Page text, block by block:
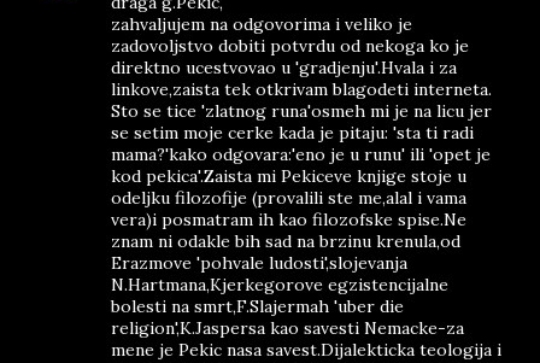
zahvaljujem na odgovorima i veliko je
zadovoljstvo dobiti potvrdu od nekoga ko je
direktno ucestvovao u 'gradjenju'.Hvala i za
linkove,zaista tek otkrivam blagodeti interneta.
Sto se tice 'zlatnog runa'osmeh mi je na licu jer
se setim moje cerke kada je pitaju: 'sta ti radi
mama?'kako odgovara:'eno je u runu' ili 'opet je
kod pekica'.Zaista mi Pekiceve knjige stoje u
odeljku filozofije (provalili ste me,alal i vama
vera)i posmatram ih kao filozofske spise.Ne
znam ni odakle bih sad na brzinu krenula,od
Erazmove 'pohvale ludosti',slojevanja
N.Hartmana,Kjerkegorove egzistencijalne
bolesti na smrt,F.Slajermah 'uber die
religion',K.Jaspersa kao savesti Nemacke-za
mene je Pekic nasa savest.Dijalekticka teologija i